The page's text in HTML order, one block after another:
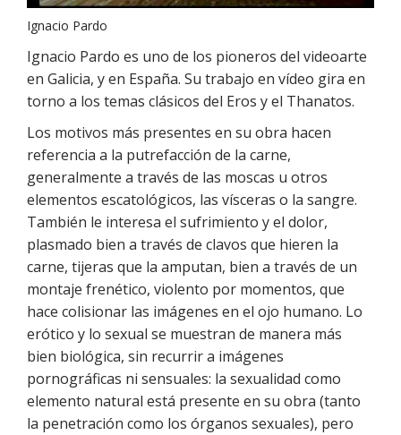
Ignacio Pardo
Ignacio Pardo es uno de los pioneros del videoarte
en Galicia, y en España. Su trabajo en vídeo gira en
torno a los temas clásicos del Eros y el Thanatos.
Los motivos más presentes en su obra hacen
referencia a la putrefacción de la carne,
generalmente a través de las moscas u otros
elementos escatológicos, las vísceras o la sangre.
También le interesa el sufrimiento y el dolor,
plasmado bien a través de clavos que hieren la
carne, tijeras que la amputan, bien a través de un
montaje frenético, violento por momentos, que
hace colisionar las imágenes en el ojo humano. Lo
erótico y lo sexual se muestran de manera más
bien biológica, sin recurrir a imágenes
pornográficas ni sensuales: la sexualidad como
elemento natural está presente en su obra (tanto
la penetración como los órganos sexuales), pero